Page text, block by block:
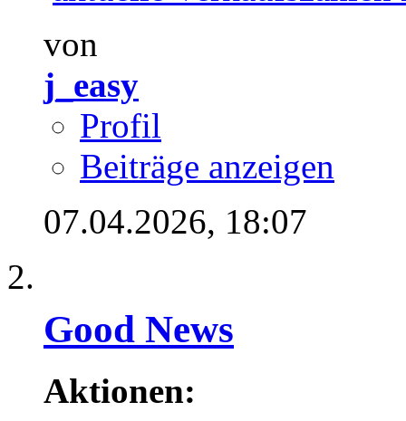
von
j_easy
Profil
Beiträge anzeigen
07.04.2026, 18:07
Good News
Aktionen: